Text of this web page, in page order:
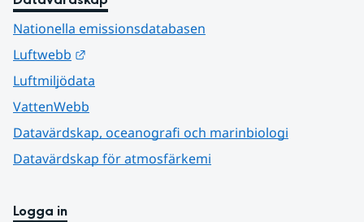
Nationella emissionsdatabasen
Luftwebb
Luftmiljödata
VattenWebb
Datavärdskap, oceanografi och marinbiologi
Datavärdskap för atmosfärkemi
Logga in